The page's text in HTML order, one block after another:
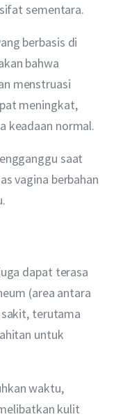
sementara.
berbasis di
bahwa
menstruasi
meningkat,
keadaan normal.
saat
vagina berbahan
dapat terasa
(area antara
terutama
untuk
waktu,
kulit